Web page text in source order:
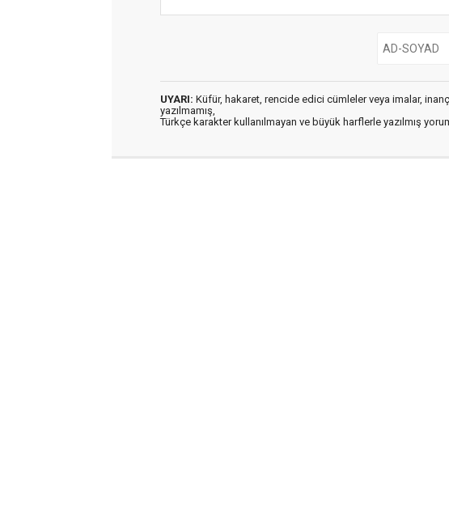
UYARI: Küfür, hakaret, rencide edici cümleler veya imalar,
yazılmamış,
Türkçe karakter kullanılmayan ve büyük harflerle yazılmış